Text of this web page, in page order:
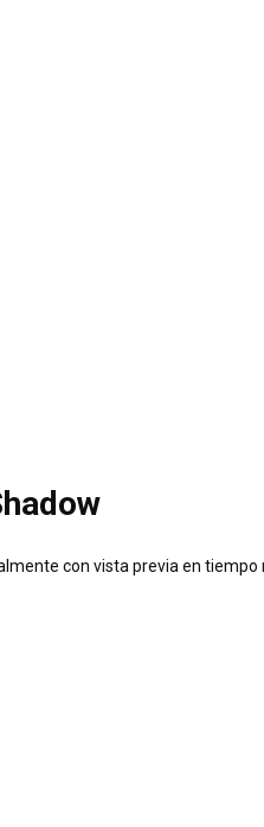
con vista previa en tiempo